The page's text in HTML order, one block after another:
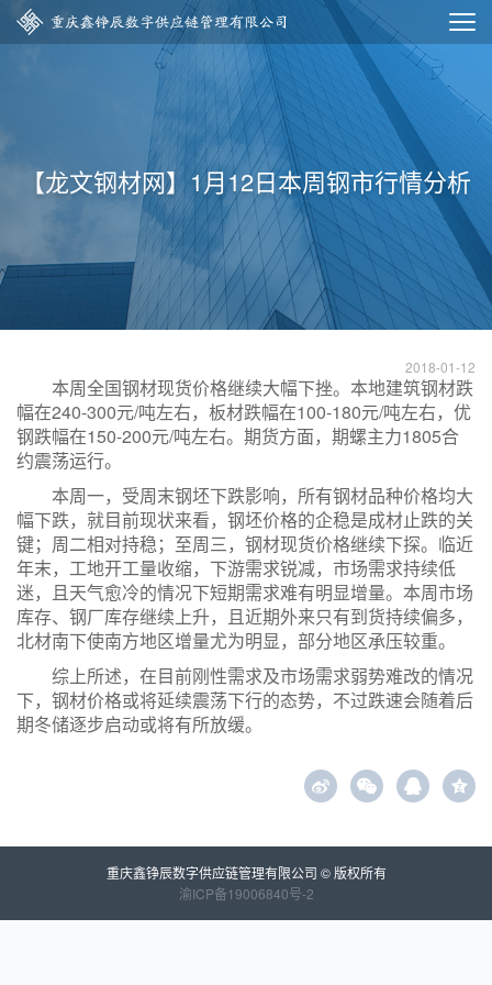
【龙文钢材网】1月12日本周钢市行情分析
2018-01-12
本周全国钢材现货价格继续大幅下挫。本地建筑钢材跌
幅在240-300元/吨左右，板材跌幅在100-180元/吨左右，优
钢跌幅在150-200元/吨左右。期货方面，期螺主力1805合
约震荡运行。
本周一，受周末钢坯下跌影响，所有钢材品种价格均大
幅下跌，就目前现状来看，钢坯价格的企稳是成材止跌的关
键；周二相对持稳；至周三，钢材现货价格继续下探。临近
年末，工地开工量收缩，下游需求锐减，市场需求持续低
迷，且天气愈冷的情况下短期需求难有明显增量。本周市场
库存、钢厂库存继续上升，且近期外来只有到货持续偏多，
北材南下使南方地区增量尤为明显，部分地区承压较重。
综上所述，在目前刚性需求及市场需求弱势难改的情况
下，钢材价格或将延续震荡下行的态势，不过跌速会随着后
期冬储逐步启动或将有所放缓。
z
重庆鑫铮辰数字供应链管理有限公司 © 版权所有
渝ICP备19006840号-2